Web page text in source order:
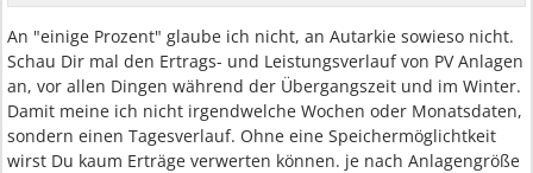
An "einige Prozent" glaube ich nicht, an Autarkie sowieso nicht.
Schau Dir mal den Ertrags- und Leistungsverlauf von PV Anlagen
an, vor allen Dingen während der Übergangszeit und im Winter.
Damit meine ich nicht irgendwelche Wochen oder Monatsdaten,
sondern einen Tagesverlauf. Ohne eine Speichermöglichtkeit
wirst Du kaum Erträge verwerten können. je nach Anlagengröße